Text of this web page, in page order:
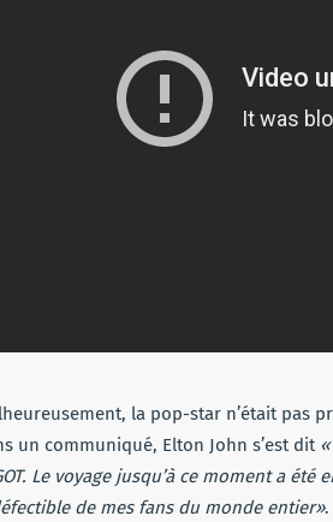
la pop-star n’était pas
un communiqué, Elton John s’est dit
Le voyage jusqu’à ce moment a
de mes fans du monde entier».